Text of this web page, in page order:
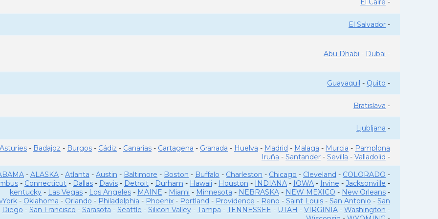
El Caire -
El Salvador -
Abu Dhabi - Dubai -
Guayaquil - Quito -
Bratislava -
Ljubljana -
Asturies - Badajoz - Burgos - Cádiz - Canarias - Cartagena - Granada - Huelva - Madrid - Malaga - Murcia - Pamplona
Iruña - Santander - Sevilla - Valladolid -
- ALASKA - Atlanta - Austin - Baltimore - Boston - Buffalo - Charleston - Chicago - Cleveland - COLORADO -
- Connecticut - Dallas - Davis - Detroit - Durham - Hawaii - Houston - INDIANA - IOWA - Irvine - Jacksonville -
kentucky - Las Vegas - Los Angeles - MAINE - Miami - Minnesota - NEBRASKA - NEW MEXICO - New Orleans -
- Oklahoma - Orlando - Philadelphia - Phoenix - Portland - Providence - Reno - Saint Louis - San Antonio - San
Diego - San Francisco - Sarasota - Seattle - Silicon Valley - Tampa - TENNESSEE - UTAH - VIRGINIA - Washington -